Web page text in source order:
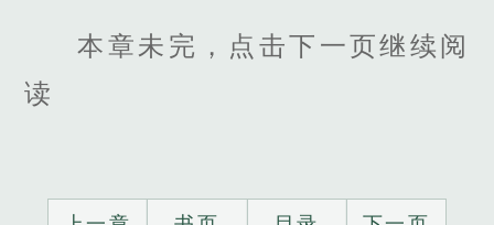
本章未完，点击下一页继续阅
读